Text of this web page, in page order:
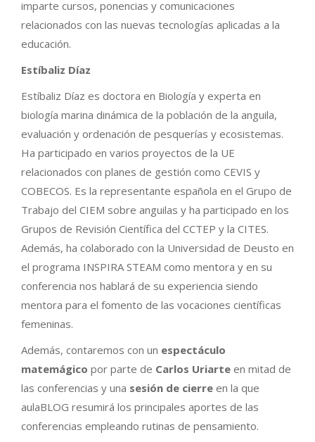
imparte cursos, ponencias y comunicaciones
relacionados con las nuevas tecnologías aplicadas a la
educación.
Estíbaliz Díaz
Estíbaliz Díaz es doctora en Biología y experta en
biología marina dinámica de la población de la anguila,
evaluación y ordenación de pesquerías y ecosistemas.
Ha participado en varios proyectos de la UE
relacionados con planes de gestión como CEVIS y
COBECOS. Es la representante española en el Grupo de
Trabajo del CIEM sobre anguilas y ha participado en los
Grupos de Revisión Científica del CCTEP y la CITES.
Además, ha colaborado con la Universidad de Deusto en
el programa INSPIRA STEAM como mentora y en su
conferencia nos hablará de su experiencia siendo
mentora para el fomento de las vocaciones científicas
femeninas.
Además, contaremos con un espectáculo
matemágico por parte de Carlos Uriarte en mitad de
las conferencias y una sesión de cierre en la que
aulaBLOG resumirá los principales aportes de las
conferencias empleando rutinas de pensamiento.